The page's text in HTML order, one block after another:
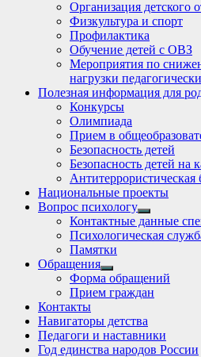
Организация детского
Физкультура и спорт
Профилактика
Обучение детей с ОВЗ
Мероприятия по
нагрузки
Полезная информация для
Конкурсы
Олимпиада
Прием в
Безопасность детей
Безопасность детей на
Антитеррористическая
Национальные проекты
Вопрос психологу
Show
sub
menu
Контактные данные
Психологическая
Памятки
Обращения
Show
sub
menu
Форма обращений
Прием граждан
Контакты
Навигаторы детства
Педагоги и наставники
Год единства народов России